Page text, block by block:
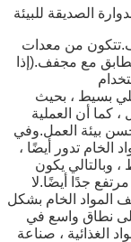
الصديقة للبيئة
من معدات
مع مجفف.(إذا
بسيط ، بحيث
، كما أن العملية
بيئة العمل.وفي
الخام تدور أيضًا ،
وبالتالي يكون
جدًا أيضًا.لا
المواد الخام بشكل
نطاق واسع في
الغذائية ، صناعة